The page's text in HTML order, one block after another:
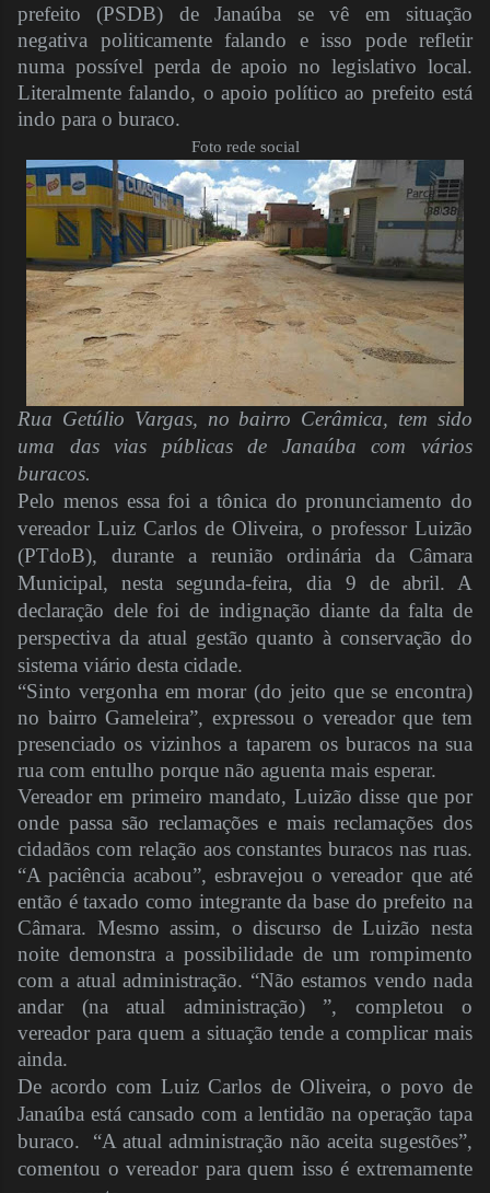
prefeito (PSDB) de Janaúba se vê em situação
negativa politicamente falando e isso pode refletir
numa possível perda de apoio no legislativo local.
Literalmente falando, o apoio político ao prefeito está
indo para o buraco.
Foto rede social
Rua Getúlio Vargas, no bairro Cerâmica, tem sido
uma das vias públicas de Janaúba com vários
buracos.
Pelo menos essa foi a tônica do pronunciamento do
vereador Luiz Carlos de Oliveira, o professor Luizão
(PTdoB), durante a reunião ordinária da Câmara
Municipal, nesta segunda-feira, dia 9 de abril. A
declaração dele foi de indignação diante da falta de
perspectiva da atual gestão quanto à conservação do
sistema viário desta cidade.
“Sinto vergonha em morar (do jeito que se encontra)
no bairro Gameleira”, expressou o vereador que tem
presenciado os vizinhos a taparem os buracos na sua
rua com entulho porque não aguenta mais esperar.
Vereador em primeiro mandato, Luizão disse que por
onde passa são reclamações e mais reclamações dos
cidadãos com relação aos constantes buracos nas ruas.
“A paciência acabou”, esbravejou o vereador que até
então é taxado como integrante da base do prefeito na
Câmara. Mesmo assim, o discurso de Luizão nesta
noite demonstra a possibilidade de um rompimento
com a atual administração. “Não estamos vendo nada
andar (na atual administração) ”, completou o
vereador para quem a situação tende a complicar mais
ainda.
De acordo com Luiz Carlos de Oliveira, o povo de
Janaúba está cansado com a lentidão na operação tapa
buraco. “A atual administração não aceita sugestões”,
comentou o vereador para quem isso é extremamente